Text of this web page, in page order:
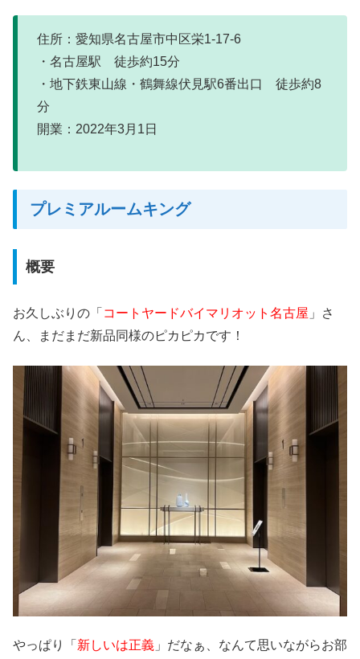
住所：愛知県名古屋市中区栄1-17-6
・名古屋駅 徒歩約15分
・地下鉄東山線・鶴舞線伏見駅6番出口 徒歩約8
分
開業：2022年3月1日
プレミアルームキング
概要
お久しぶりの「 コートヤードバイマリオット名古屋 」さ
ん、まだまだ新品同様のピカピカです！
やっぱり「 新しいは正義 」だなぁ、なんて思いながらお部